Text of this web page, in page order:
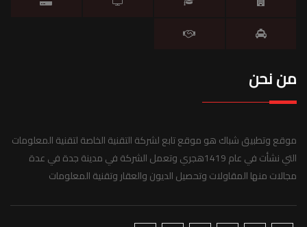
من نحن
موقع وتطبيق شباك هو موقع تابع لشركة التقنية الخاصة لتقنية المعلومات
التي نشأت في عام 1419هجري وتعمل الشركة في مدينة جدة في عدة
مجالات منها المقاولات وتحصيل الديون والعقار وتقنية المعلومات